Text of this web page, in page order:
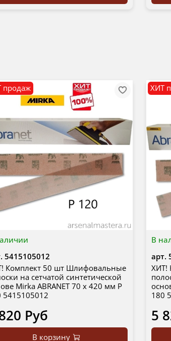
продаж
5415105012
Комплект 50 шт Шлифовальные
на сетчатой синтетической
Mirka ABRANET 70 x 420 мм Р
5415105012
Руб
В корзину
В
ХИТ
арт.
ХИТ!
180
5